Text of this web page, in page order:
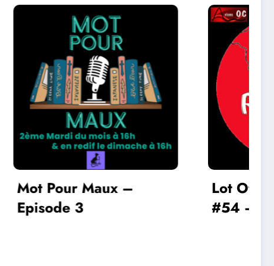
Lot Of Reggae Music
#54 – DJ Style + Bam